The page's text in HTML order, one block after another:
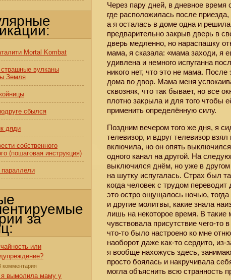
Через пару дней, в дневное время
где расположилась после
а я осталась в доме одна и
предварительно закрыв дверь в
дверь медленно, но нараспашку
мама, я сказала: «мама заходи, я
удивлена и немного испуганна
никого нет, что это не мама.
дома во двор. Мама меня
сквозняк, что так бывает, но все
плотно закрыла и для того чтобы
применить определённую силу.
Поздним вечером того же дня, я
телевизор, и вдруг телевизор
включила, но он опять
одного канал на другой. На
выключился днём, но уже в
на шутку испугалась. Страх был
когда человек с трудом
это остро ощущалось ночью,
и другие молитвы, какие знала
лишь на некоторое время. В такие
чувствовала присутствие чего-то
что-то было настроено ко мне
наоборот даже как-то сердито, из-
я вообще нахожусь здесь,
просто боялась и накручивала
могла объяснить всю странность
Mortal Kombat
вулканы
Земля
сбылся
дяди
собственного
(пошаговая инструкция)
параллели
за
или
комментария
я вымолила маму у